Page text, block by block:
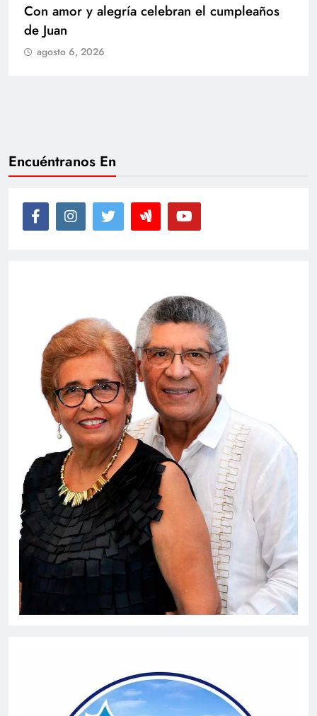
Con amor y alegría celebran el cumpleaños
de Juan
agosto 6, 2026
Encuéntranos En